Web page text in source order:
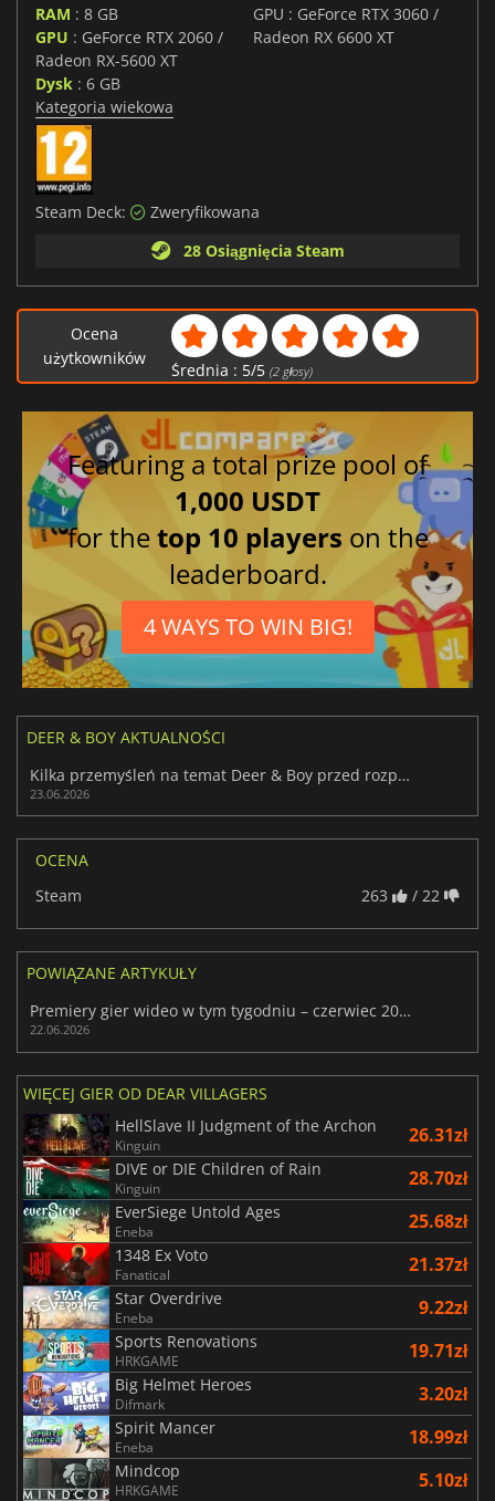
RAM : 8 GB
GPU : GeForce RTX 2060 /
Radeon RX-5600 XT
Dysk : 6 GB
GPU : GeForce RTX 3060 /
Radeon RX 6600 XT
Kategoria wiekowa
Steam Deck:
Zweryfikowana
28 Osiągnięcia Steam
Ocena
użytkowników
Średnia : 5/5 (2głosy)
Featuring a total prize pool of
1,000 USDT
for thetop 10 players on the
leaderboard.
4 WAYS TO WIN BIG!
DEER & BOY AKTUALNOŚCI
Kilka przemyśleń na temat Deer & Boy przed rozpoczęciem jego podróży
23.06.2026
OCENA
Steam
263 / 22
POWIĄZANE ARTYKUŁY
Premiery gier wideo w tym tygodniu – czerwiec 2026 r. (26. tydzień)
22.06.2026
WIĘCEJ GIER OD DEAR VILLAGERS
HellSlave II Judgment of the Archon
Kinguin 26.31zł
DIVE or DIE Children of Rain
Kinguin 28.70zł
EverSiege Untold Ages
Eneba 25.68zł
1348 Ex Voto
Fanatical 21.37zł
Star Overdrive
Eneba 9.22zł
Sports Renovations
HRKGAME 19.71zł
Big Helmet Heroes
Difmark 3.20zł
Spirit Mancer
Eneba 18.99zł
Mindcop
HRKGAME 5.10zł